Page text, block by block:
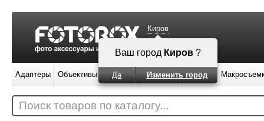
Киров
Ваш город Киров ?
Да Изменить город
Адаптеры Объективы Вспышки Штативы Фильтры
Поиск товаров по каталогу...